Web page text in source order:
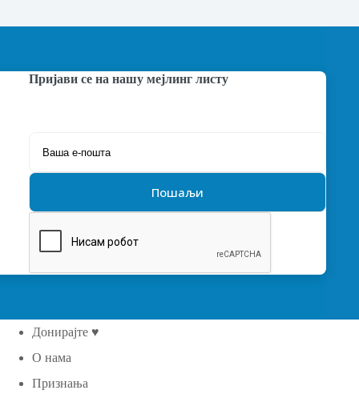
Пријави се на нашу мејлинг листу
Донирајте ♥
О нама
Признања